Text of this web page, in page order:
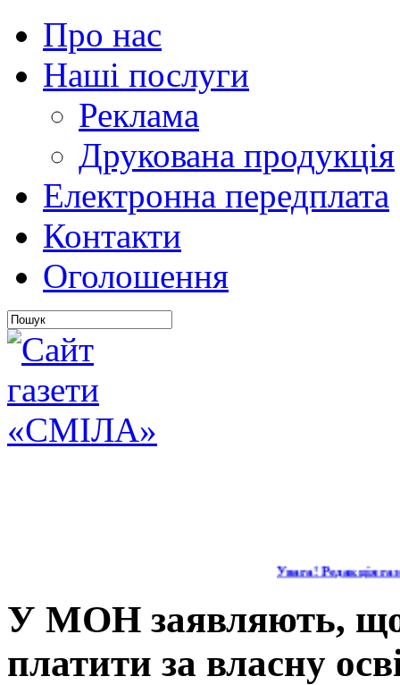
Про нас
Наші послуги
Реклама
Друкована продукція
Електронна передплата
Контакти
Оголошення
Увага! Редакція
У МОН заявляють, що
платити за власну